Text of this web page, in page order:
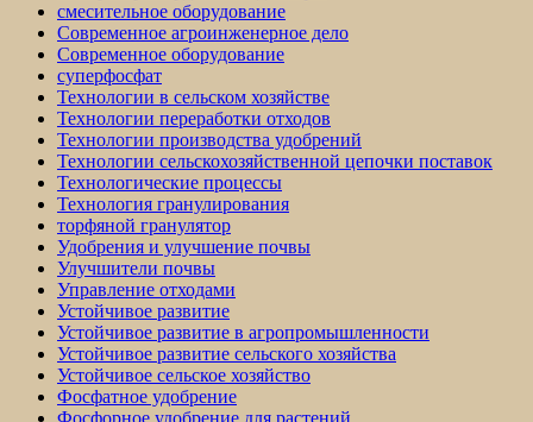
смесительное оборудование
Современное агроинженерное дело
Современное оборудование
суперфосфат
Технологии в сельском хозяйстве
Технологии переработки отходов
Технологии производства удобрений
Технологии сельскохозяйственной цепочки поставок
Технологические процессы
Технология гранулирования
торфяной гранулятор
Удобрения и улучшение почвы
Улучшители почвы
Управление отходами
Устойчивое развитие
Устойчивое развитие в агропромышленности
Устойчивое развитие сельского хозяйства
Устойчивое сельское хозяйство
Фосфатное удобрение